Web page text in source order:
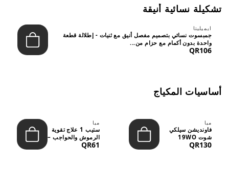
تشكيلة نسائية أنيقة
ايميليتا
جمبسوت نسائي بتصميم مفصل أنيق مع ثنيات - إطلالة قطعة
واحدة بدون أكمام مع حزام من...
QR106
أساسيات المكياج
ميا
فاونديشن سيلكي
شوت 19WO
ميديوم دارك بدرجة
QR130
ميا
ستيب 1 علاج تقوية
الرموش والحواجب –
12 مل
QR61